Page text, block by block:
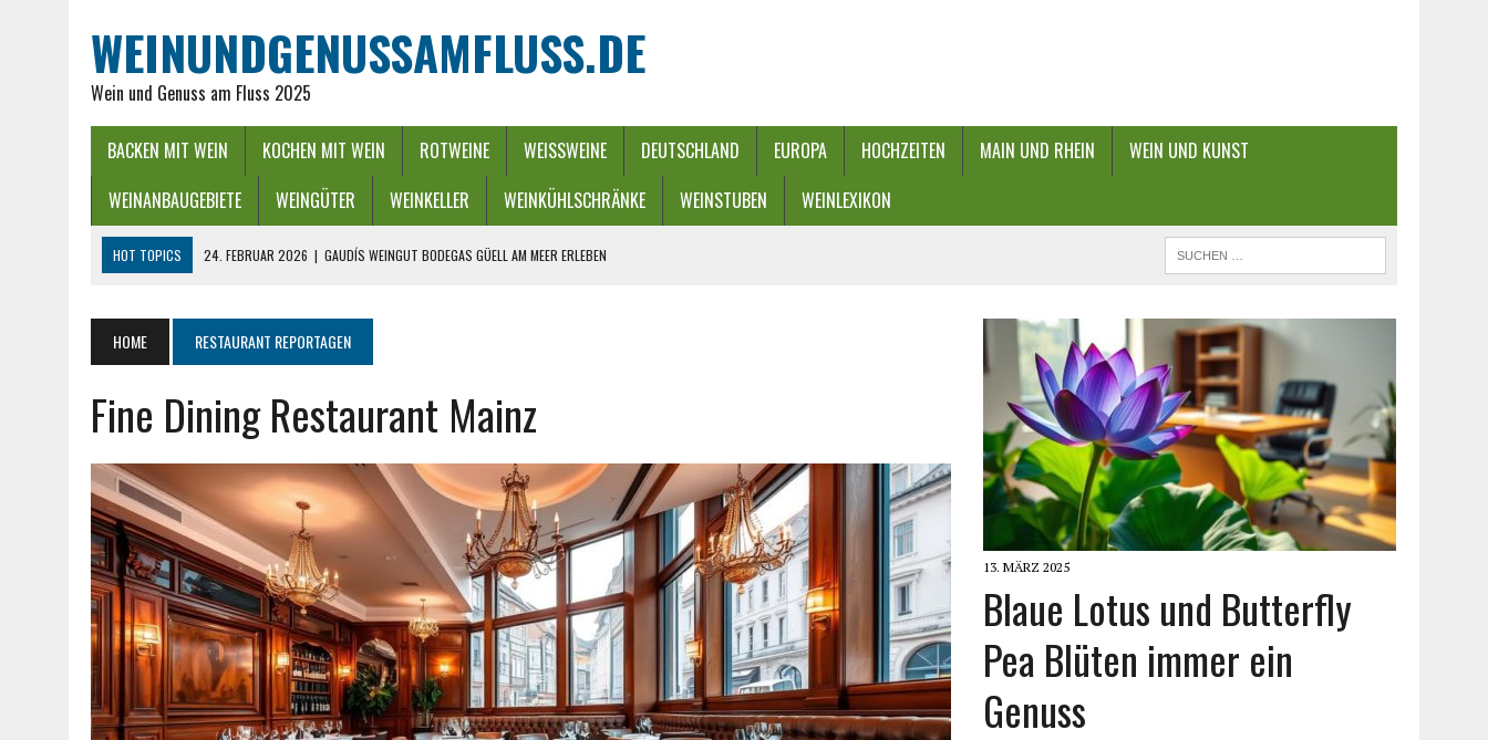
WEINUNDGENUSSAMFLUSS.DE
Wein und Genuss am Fluss 2025
BACKEN MIT WEIN KOCHEN MIT WEIN ROTWEINE WEISSWEINE DEUTSCHLAND EUROPA HOCHZEITEN MAIN UND RHEIN
WEIN UND KUNST
WEINANBAUGEBIETE
WEINGÜTER WEINKELLER WEINKÜHLSCHRÄNKE WEINSTUBEN WEINLEXIKON
HOT TOPICS 24. FEBRUAR 2026 | GAUDÍS WEINGUT BODEGAS GÜELL AM MEER ERLEBEN
25. SEPTEMBER 2025 | POWER BEI DER WEINLESE EINFACH ZWISCHENDURCH EINEN ENERGIE-RIEGEL
26. APRIL 2026
HYGIENISCHE PUMPEN IN DER LEBENSMITTELBRANCHE
HOME RESTAURANT REPORTAGEN
Fine Dining Restaurant Mainz
13. MÄRZ 2025
Blaue Lotus und Butterfly
Pea Blüten immer ein
Genuss